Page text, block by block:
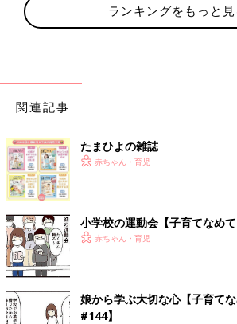
ランキングをもっと見
関連記事
たまひよの雑誌
赤ちゃん・育児
小学校の運動会【子育てなめ
赤ちゃん・育児
娘から学ぶ大切な心【子育て
#144】